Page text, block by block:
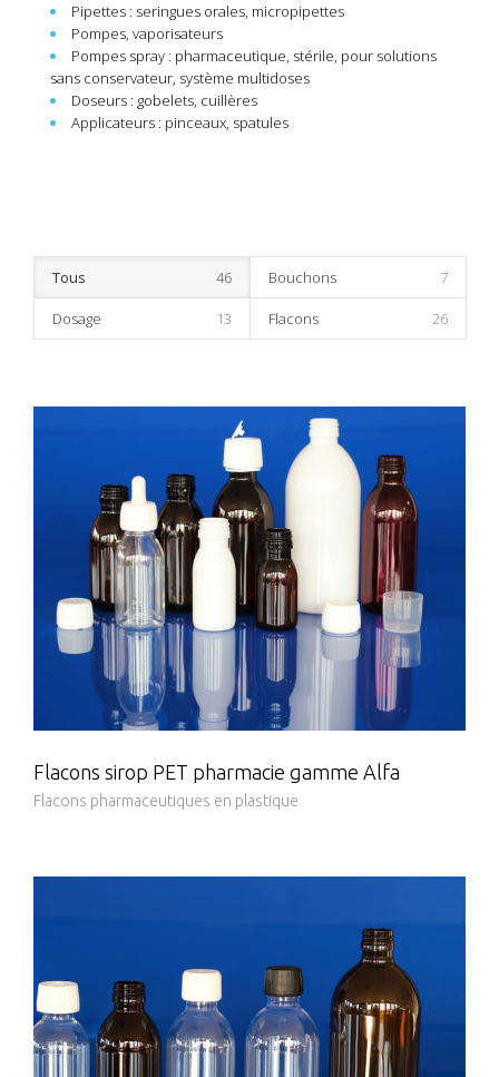
Pipettes : seringues orales, micropipettes
Pompes, vaporisateurs
Pompes spray : pharmaceutique, stérile, pour solutions
sans conservateur, système multidoses
Doseurs : gobelets, cuillères
Applicateurs : pinceaux, spatules
Tous 46 Bouchons 7
Dosage 13 Flacons 26
Flacons sirop PET pharmacie gamme Alfa
Flacons pharmaceutiques en plastique